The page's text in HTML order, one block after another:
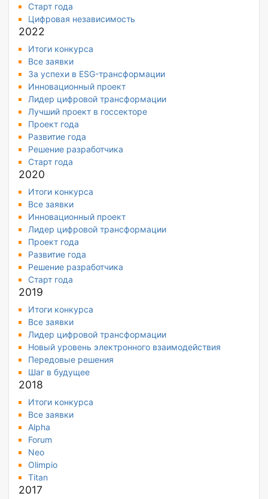
Старт года
Цифровая независимость
2022
Итоги конкурса
Все заявки
За успехи в ESG-трансформации
Инновационный проект
Лидер цифровой трансформации
Лучший проект в госсекторе
Проект года
Развитие года
Решение разработчика
Старт года
2020
Итоги конкурса
Все заявки
Инновационный проект
Лидер цифровой трансформации
Проект года
Развитие года
Решение разработчика
Старт года
2019
Итоги конкурса
Все заявки
Лидер цифровой трансформации
Новый уровень электронного взаимодействия
Передовые решения
Шаг в будущее
2018
Итоги конкурса
Все заявки
Alpha
Forum
Neo
Olimpio
Titan
2017